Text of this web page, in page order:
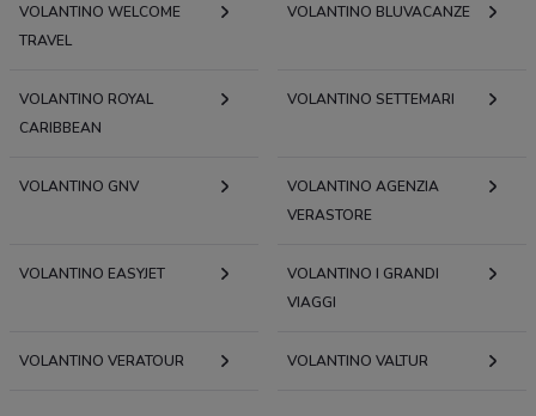
VOLANTINO WELCOME
TRAVEL
VOLANTINO BLUVACANZE
VOLANTINO ROYAL
CARIBBEAN
VOLANTINO SETTEMARI
VOLANTINO GNV
VOLANTINO AGENZIA
VERASTORE
VOLANTINO EASYJET
VOLANTINO I GRANDI
VIAGGI
VOLANTINO VERATOUR VOLANTINO VALTUR